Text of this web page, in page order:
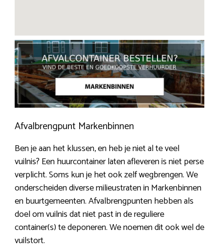
Afvalbrengpunt Markenbinnen
Ben je aan het klussen, en heb je niet al te veel
vuilnis? Een huurcontainer laten afleveren is niet perse
verplicht. Soms kun je het ook zelf wegbrengen. We
onderscheiden diverse milieustraten in Markenbinnen
en buurtgemeenten. Afvalbrengpunten hebben als
doel om vuilnis dat niet past in de reguliere
container(s) te deponeren. We noemen dit ook wel de
vuilstort.